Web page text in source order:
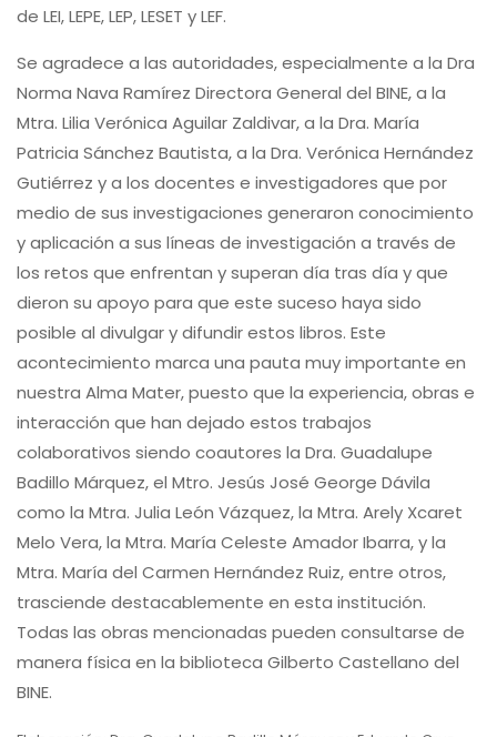
de LEI, LEPE, LEP, LESET y LEF.
Se agradece a las autoridades, especialmente a la Dra
Norma Nava Ramírez Directora General del BINE, a la
Mtra. Lilia Verónica Aguilar Zaldivar, a la Dra. María
Patricia Sánchez Bautista, a la Dra. Verónica Hernández
Gutiérrez y a los docentes e investigadores que por
medio de sus investigaciones generaron conocimiento
y aplicación a sus líneas de investigación a través de
los retos que enfrentan y superan día tras día y que
dieron su apoyo para que este suceso haya sido
posible al divulgar y difundir estos libros. Este
acontecimiento marca una pauta muy importante en
nuestra Alma Mater, puesto que la experiencia, obras e
interacción que han dejado estos trabajos
colaborativos siendo coautores la Dra. Guadalupe
Badillo Márquez, el Mtro. Jesús José George Dávila
como la Mtra. Julia León Vázquez, la Mtra. Arely Xcaret
Melo Vera, la Mtra. María Celeste Amador Ibarra, y la
Mtra. María del Carmen Hernández Ruiz, entre otros,
trasciende destacablemente en esta institución.
Todas las obras mencionadas pueden consultarse de
manera física en la biblioteca Gilberto Castellano del
BINE.